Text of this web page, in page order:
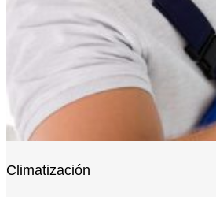
Climatización